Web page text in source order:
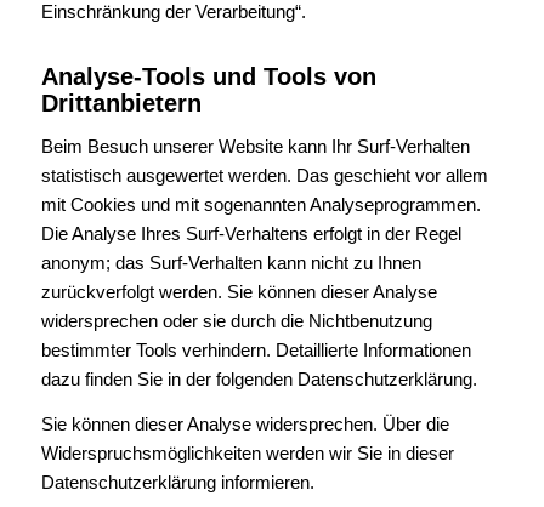
Einschränkung der Verarbeitung“.
Analyse-Tools und Tools von
Drittanbietern
Beim Besuch unserer Website kann Ihr Surf-Verhalten
statistisch ausgewertet werden. Das geschieht vor allem
mit Cookies und mit sogenannten Analyseprogrammen.
Die Analyse Ihres Surf-Verhaltens erfolgt in der Regel
anonym; das Surf-Verhalten kann nicht zu Ihnen
zurückverfolgt werden. Sie können dieser Analyse
widersprechen oder sie durch die Nichtbenutzung
bestimmter Tools verhindern. Detaillierte Informationen
dazu finden Sie in der folgenden Datenschutzerklärung.
Sie können dieser Analyse widersprechen. Über die
Widerspruchsmöglichkeiten werden wir Sie in dieser
Datenschutzerklärung informieren.